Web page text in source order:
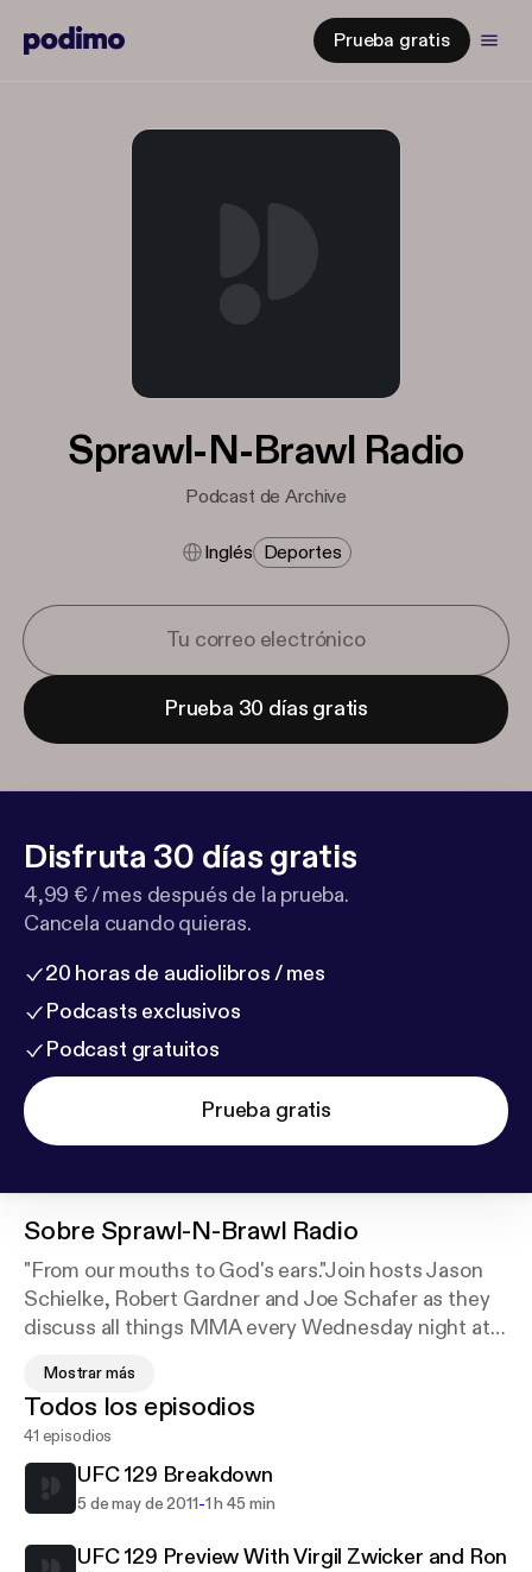
Prueba gratis
Sprawl-N-Brawl Radio
Podcast de Archive
Inglés Deportes
Prueba 30 días gratis
Disfruta 30 días gratis
4,99 € / mes después de la prueba.
Cancela cuando quieras.
20 horas de audiolibros / mes
Podcasts exclusivos
Podcast gratuitos
Prueba gratis
Sobre Sprawl-N-Brawl Radio
"From our mouths to God's ears."Join hosts Jason
Schielke, Robert Gardner and Joe Schafer as they
discuss all things MMA every Wednesday night at
insightful coverage rather than the normal heavy
handed commentary and analysis, then Sprawl-N-
Brawl Radio is for you.
Mostrar más
Todos los episodios
41 episodios
UFC 129 Breakdown
5 de may de 2011-1 h 45 min
UFC 129 Preview With Virgil Zwicker and Ron